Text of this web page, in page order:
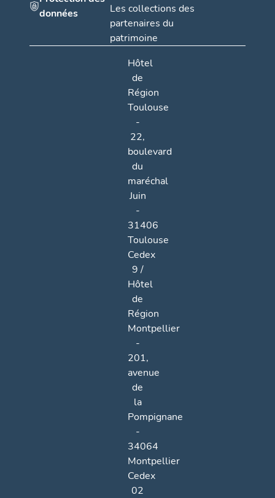
données
Les collections des
partenaires du
patrimoine
Hôtel
de
Région
Toulouse
-
22,
boulevard
du
maréchal
Juin
-
31406
Toulouse
Cedex
9 /
Hôtel
de
Région
Montpellier
-
201,
avenue
de
la
Pompignane
-
34064
Montpellier
Cedex
02